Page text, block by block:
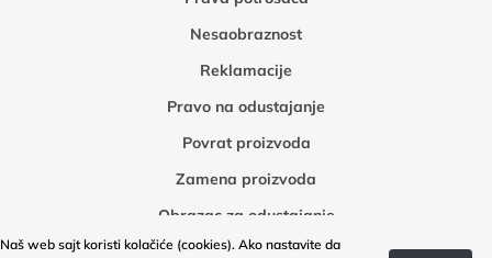
Nesaobraznost
Reklamacije
Pravo na odustajanje
Povrat proizvoda
Zamena proizvoda
Obrazac za odustajanje
Obrazac za povrat robe
Naš web sajt koristi kolačiće (cookies). Ako nastavite da